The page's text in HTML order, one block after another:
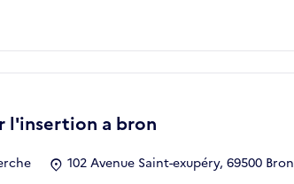
l'insertion a bron
102 Avenue Saint-exupéry, 69500 Bron